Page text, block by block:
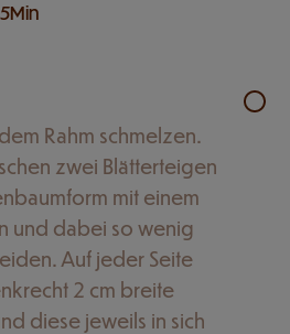
Rahm schmelzen.
zwei Blätterteigen
mit einem
und dabei so wenig
Auf jeder Seite
2 cm breite
diese jeweils in sich